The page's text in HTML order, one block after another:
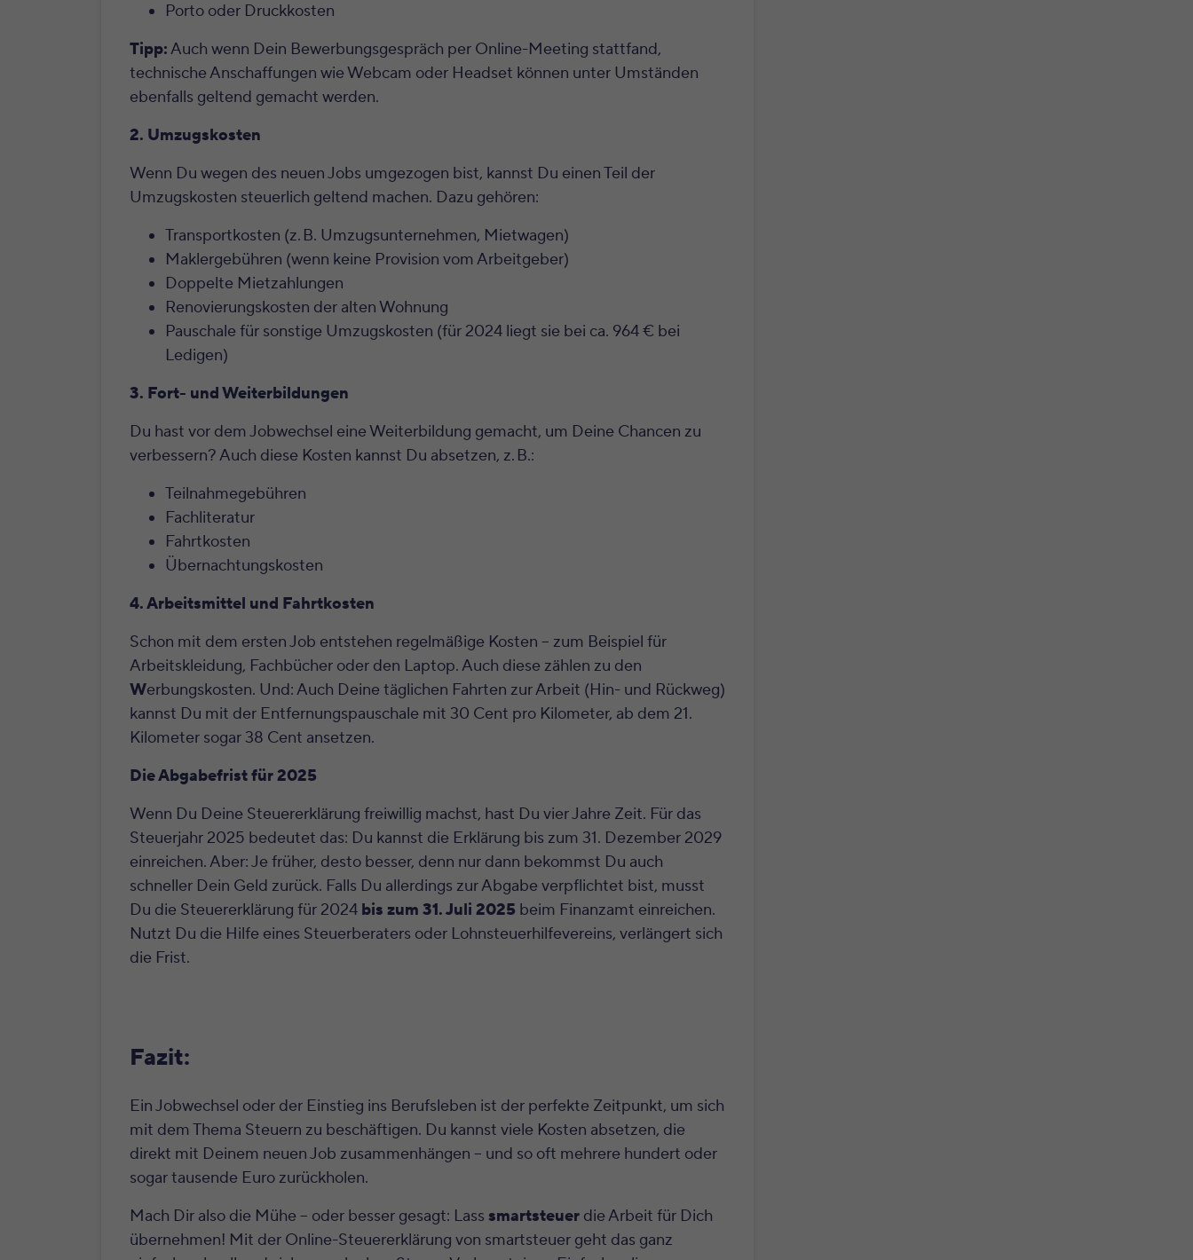
Porto oder Druckkosten
Tipp:Auch wenn Dein Bewerbungsgespräch per Online-Meeting stattfand,
technische Anschaffungen wie Webcam oder Headset können unter Umständen
ebenfalls geltend gemacht werden.
2. Umzugskosten
Wenn Du wegen des neuen Jobs umgezogen bist, kannst Du einen Teil der
Umzugskosten steuerlich geltend machen. Dazu gehören:
Transportkosten (z. B. Umzugsunternehmen, Mietwagen)
Maklergebühren (wenn keine Provision vom Arbeitgeber)
Doppelte Mietzahlungen
Renovierungskosten der alten Wohnung
Pauschale für sonstige Umzugskosten (für 2024 liegt sie bei ca. 964 € bei
Ledigen)
3. Fort- und Weiterbildungen
Du hast vor dem Jobwechsel eine Weiterbildung gemacht, um Deine Chancen zu
verbessern? Auch diese Kosten kannst Du absetzen, z. B.:
Teilnahmegebühren
Fachliteratur
Fahrtkosten
Übernachtungskosten
4. Arbeitsmittel und Fahrtkosten
Schon mit dem ersten Job entstehen regelmäßige Kosten – zum Beispiel für
Arbeitskleidung, Fachbücher oder den Laptop. Auch diese zählen zu den
Werbungskosten. Und: Auch Deine täglichen Fahrten zur Arbeit (Hin- und Rückweg)
kannst Du mit der Entfernungspauschale mit 30 Cent pro Kilometer, ab dem 21.
Kilometer sogar 38 Cent ansetzen.
Die Abgabefrist für 2025
Wenn Du Deine Steuererklärung freiwillig machst, hast Du vier Jahre Zeit. Für das
Steuerjahr 2025 bedeutet das: Du kannst die Erklärung bis zum 31. Dezember 2029
einreichen. Aber: Je früher, desto besser, denn nur dann bekommst Du auch
schneller Dein Geld zurück. Falls Du allerdings zur Abgabe verpflichtet bist, musst
Du die Steuererklärung für 2024 bis zum 31. Juli 2025 beim Finanzamt einreichen.
Nutzt Du die Hilfe eines Steuerberaters oder Lohnsteuerhilfevereins, verlängert sich
die Frist.
Fazit:
Ein Jobwechsel oder der Einstieg ins Berufsleben ist der perfekte Zeitpunkt, um sich
mit dem Thema Steuern zu beschäftigen. Du kannst viele Kosten absetzen, die
direkt mit Deinem neuen Job zusammenhängen – und so oft mehrere hundert oder
sogar tausende Euro zurückholen.
Mach Dir also die Mühe – oder besser gesagt: Lass smartsteuer die Arbeit für Dich
übernehmen! Mit der Online-Steuererklärung von smartsteuer geht das ganz